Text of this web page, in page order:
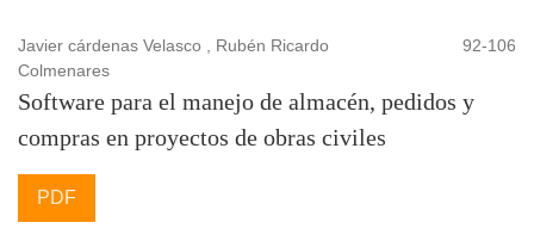
Javier cárdenas Velasco , Rubén Ricardo
Colmenares
92-106
Software para el manejo de almacén, pedidos y
compras en proyectos de obras civiles
PDF